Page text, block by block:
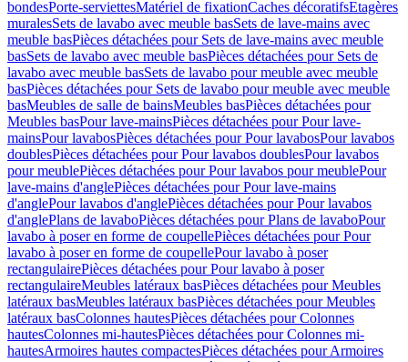
bondesPorte-serviettesMatériel de fixationCaches décoratifsEtagères
muralesSets de lavabo avec meuble basSets de lave-mains avec
meuble basPièces détachées pour Sets de lave-mains avec meuble
basSets de lavabo avec meuble basPièces détachées pour Sets de
lavabo avec meuble basSets de lavabo pour meuble avec meuble
basPièces détachées pour Sets de lavabo pour meuble avec meuble
basMeubles de salle de bainsMeubles basPièces détachées pour
Meubles basPour lave-mainsPièces détachées pour Pour lave-
mainsPour lavabosPièces détachées pour Pour lavabosPour lavabos
doublesPièces détachées pour Pour lavabos doublesPour lavabos
pour meublePièces détachées pour Pour lavabos pour meublePour
lave-mains d'anglePièces détachées pour Pour lave-mains
d'anglePour lavabos d'anglePièces détachées pour Pour lavabos
d'anglePlans de lavaboPièces détachées pour Plans de lavaboPour
lavabo à poser en forme de coupellePièces détachées pour Pour
lavabo à poser en forme de coupellePour lavabo à poser
rectangulairePièces détachées pour Pour lavabo à poser
rectangulaireMeubles latéraux basPièces détachées pour Meubles
latéraux basMeubles latéraux basPièces détachées pour Meubles
latéraux basColonnes hautesPièces détachées pour Colonnes
hautesColonnes mi-hautesPièces détachées pour Colonnes mi-
hautesArmoires hautes compactesPièces détachées pour Armoires